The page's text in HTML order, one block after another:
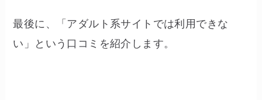
最後に、「アダルト系サイトでは利用できな
い」という口コミを紹介します。